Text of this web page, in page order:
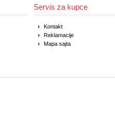
Servis za kupce
Kontakt
Reklamacije
Mapa sajta